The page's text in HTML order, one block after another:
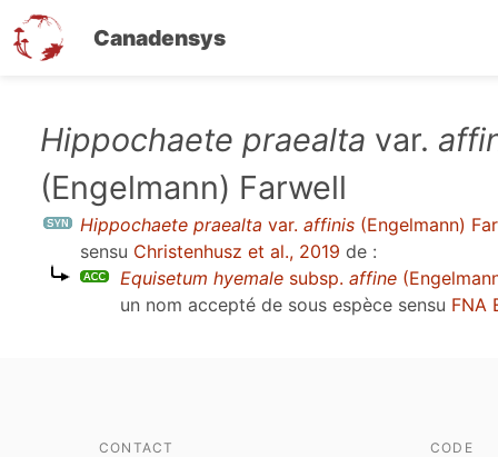
Canadensys
contenu
principal
Hippochaete praealta var.
(Engelmann) Farwell
Hippochaete praealta var. affinis (Engelmann)
sensu Christenhusz et al., 2019 de :
Equisetum hyemale subsp. affine
un nom accepté de sous espèce sensu FNA
CONTACT CODE